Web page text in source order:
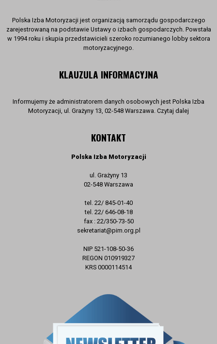
Polska Izba Motoryzacji jest organizacją samorządu gospodarczego
zarejestrowaną na podstawie Ustawy o izbach gospodarczych. Powstała
w 1994 roku i skupia przedstawicieli szeroko rozumianego lobby sektora
motoryzacyjnego.
KLAUZULA INFORMACYJNA
Informujemy że administratorem danych osobowych jest Polska Izba
Motoryzacji, ul. Grażyny 13, 02-548 Warszawa. Czytaj dalej
KONTAKT
Polska Izba Motoryzacji
ul. Grażyny 13
02-548 Warszawa
tel. 22/ 845-01-40
tel. 22/ 646-08-18
fax : 22/350-73-50
sekretariat@pim.org.pl
NIP 521-108-50-36
REGON 010919327
KRS 0000114514
ZAPISZ SIĘ DO NEWSLETTERA
E-mail